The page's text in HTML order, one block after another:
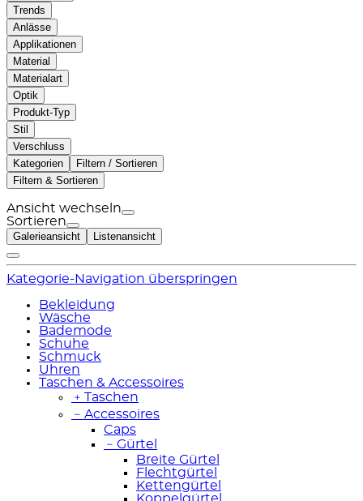
Trends
Anlässe
Applikationen
Material
Materialart
Optik
Produkt-Typ
Stil
Verschluss
Kategorien
Filtern / Sortieren
Filtern & Sortieren
Ansicht wechseln
Sortieren
Galerieansicht Listenansicht
Kategorie-Navigation überspringen
Bekleidung
Wäsche
Bademode
Schuhe
Schmuck
Uhren
Taschen & Accessoires
﹢ Taschen
﹣ Accessoires
Caps
﹣ Gürtel
Breite Gürtel
Flechtgürtel
Kettengürtel